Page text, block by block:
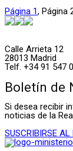
Página 1, Página
Calle Arrieta 12
28013 Madrid
Telf. +34 91 547
Boletín de
Si desea recibir
noticias de la
SUSCRIBIRSE AL